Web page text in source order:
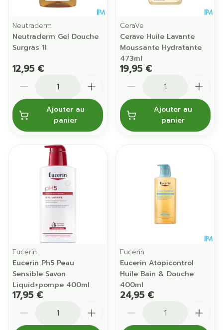
Neutraderm
Neutraderm Gel Douche
Surgras 1l
12,95 €
Ajouter au
panier
CeraVe
Cerave Huile Lavante
Moussante Hydratante
473ml
19,95 €
Ajouter au
panier
Eucerin
Eucerin Ph5 Peau
Sensible Savon
Liquid+pompe 400ml
17,95 €
Eucerin
Eucerin Atopicontrol
Huile Bain & Douche
400ml
24,95 €